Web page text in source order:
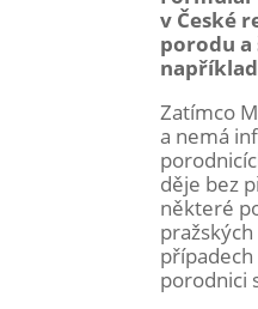
v České
porodu a
Zatímco
a nemá
děje bez
některé
porodnici